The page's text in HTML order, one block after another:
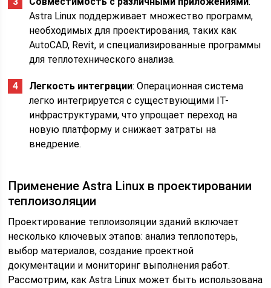
Astra Linux поддерживает множество программ,
необходимых для проектирования, таких как
AutoCAD, Revit, и специализированные программы
для теплотехнического анализа.
Легкость интеграции: Операционная система
легко интегрируется с существующими IT-
инфраструктурами, что упрощает переход на
новую платформу и снижает затраты на
внедрение.
Применение Astra Linux в проектировании
теплоизоляции
Проектирование теплоизоляции зданий включает
несколько ключевых этапов: анализ теплопотерь,
выбор материалов, создание проектной
документации и мониторинг выполнения работ.
Рассмотрим, как Astra Linux может быть использована